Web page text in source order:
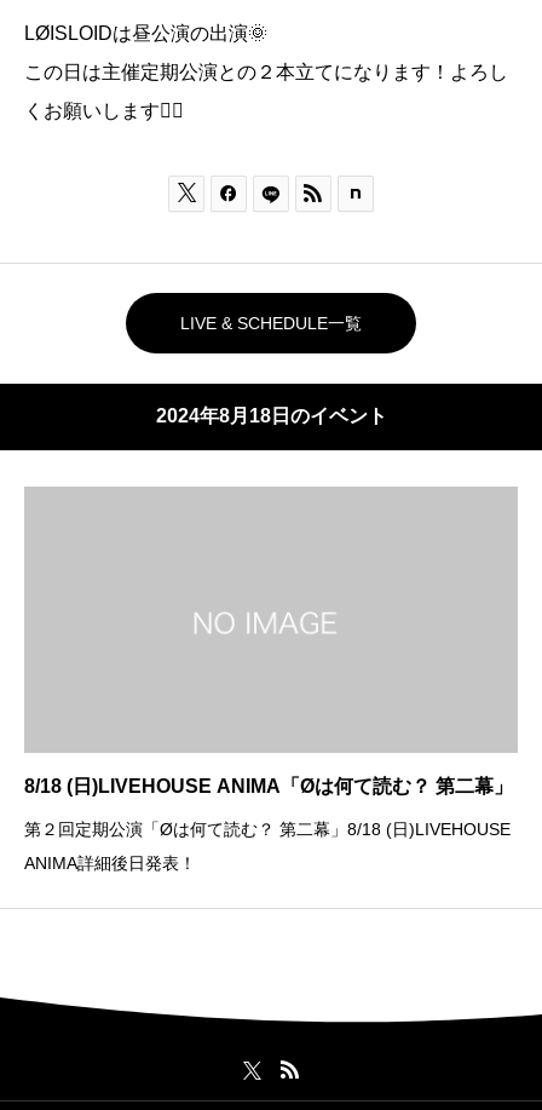
LØISLOIDは昼公演の出演🌞
この日は主催定期公演との２本立てになります！よろし
くお願いします❤️‍🔥
  
LIVE & SCHEDULE一覧
2024年8月18日のイベント
8/18 (日)LIVEHOUSE ANIMA「Øは何て読む？ 第二幕」
第２回定期公演「Øは何て読む？ 第二幕」8/18 (日)LIVEHOUSE
ANIMA詳細後日発表！